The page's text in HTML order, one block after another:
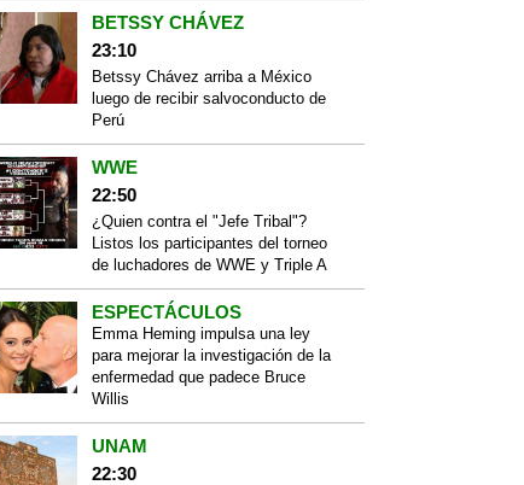
BETSSY CHÁVEZ
23:10
Betssy Chávez arriba a México
luego de recibir salvoconducto de
Perú
WWE
22:50
¿Quien contra el "Jefe Tribal"?
Listos los participantes del torneo
de luchadores de WWE y Triple A
ESPECTÁCULOS
Emma Heming impulsa una ley
para mejorar la investigación de la
enfermedad que padece Bruce
Willis
UNAM
22:30